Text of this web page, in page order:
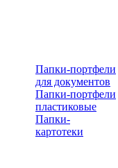
Папки-портфели
для документов
Папки-портфели
пластиковые
Папки-
картотеки